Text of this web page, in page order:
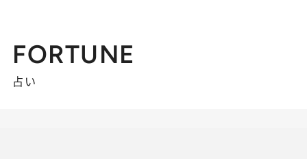
FORTUNE
占い